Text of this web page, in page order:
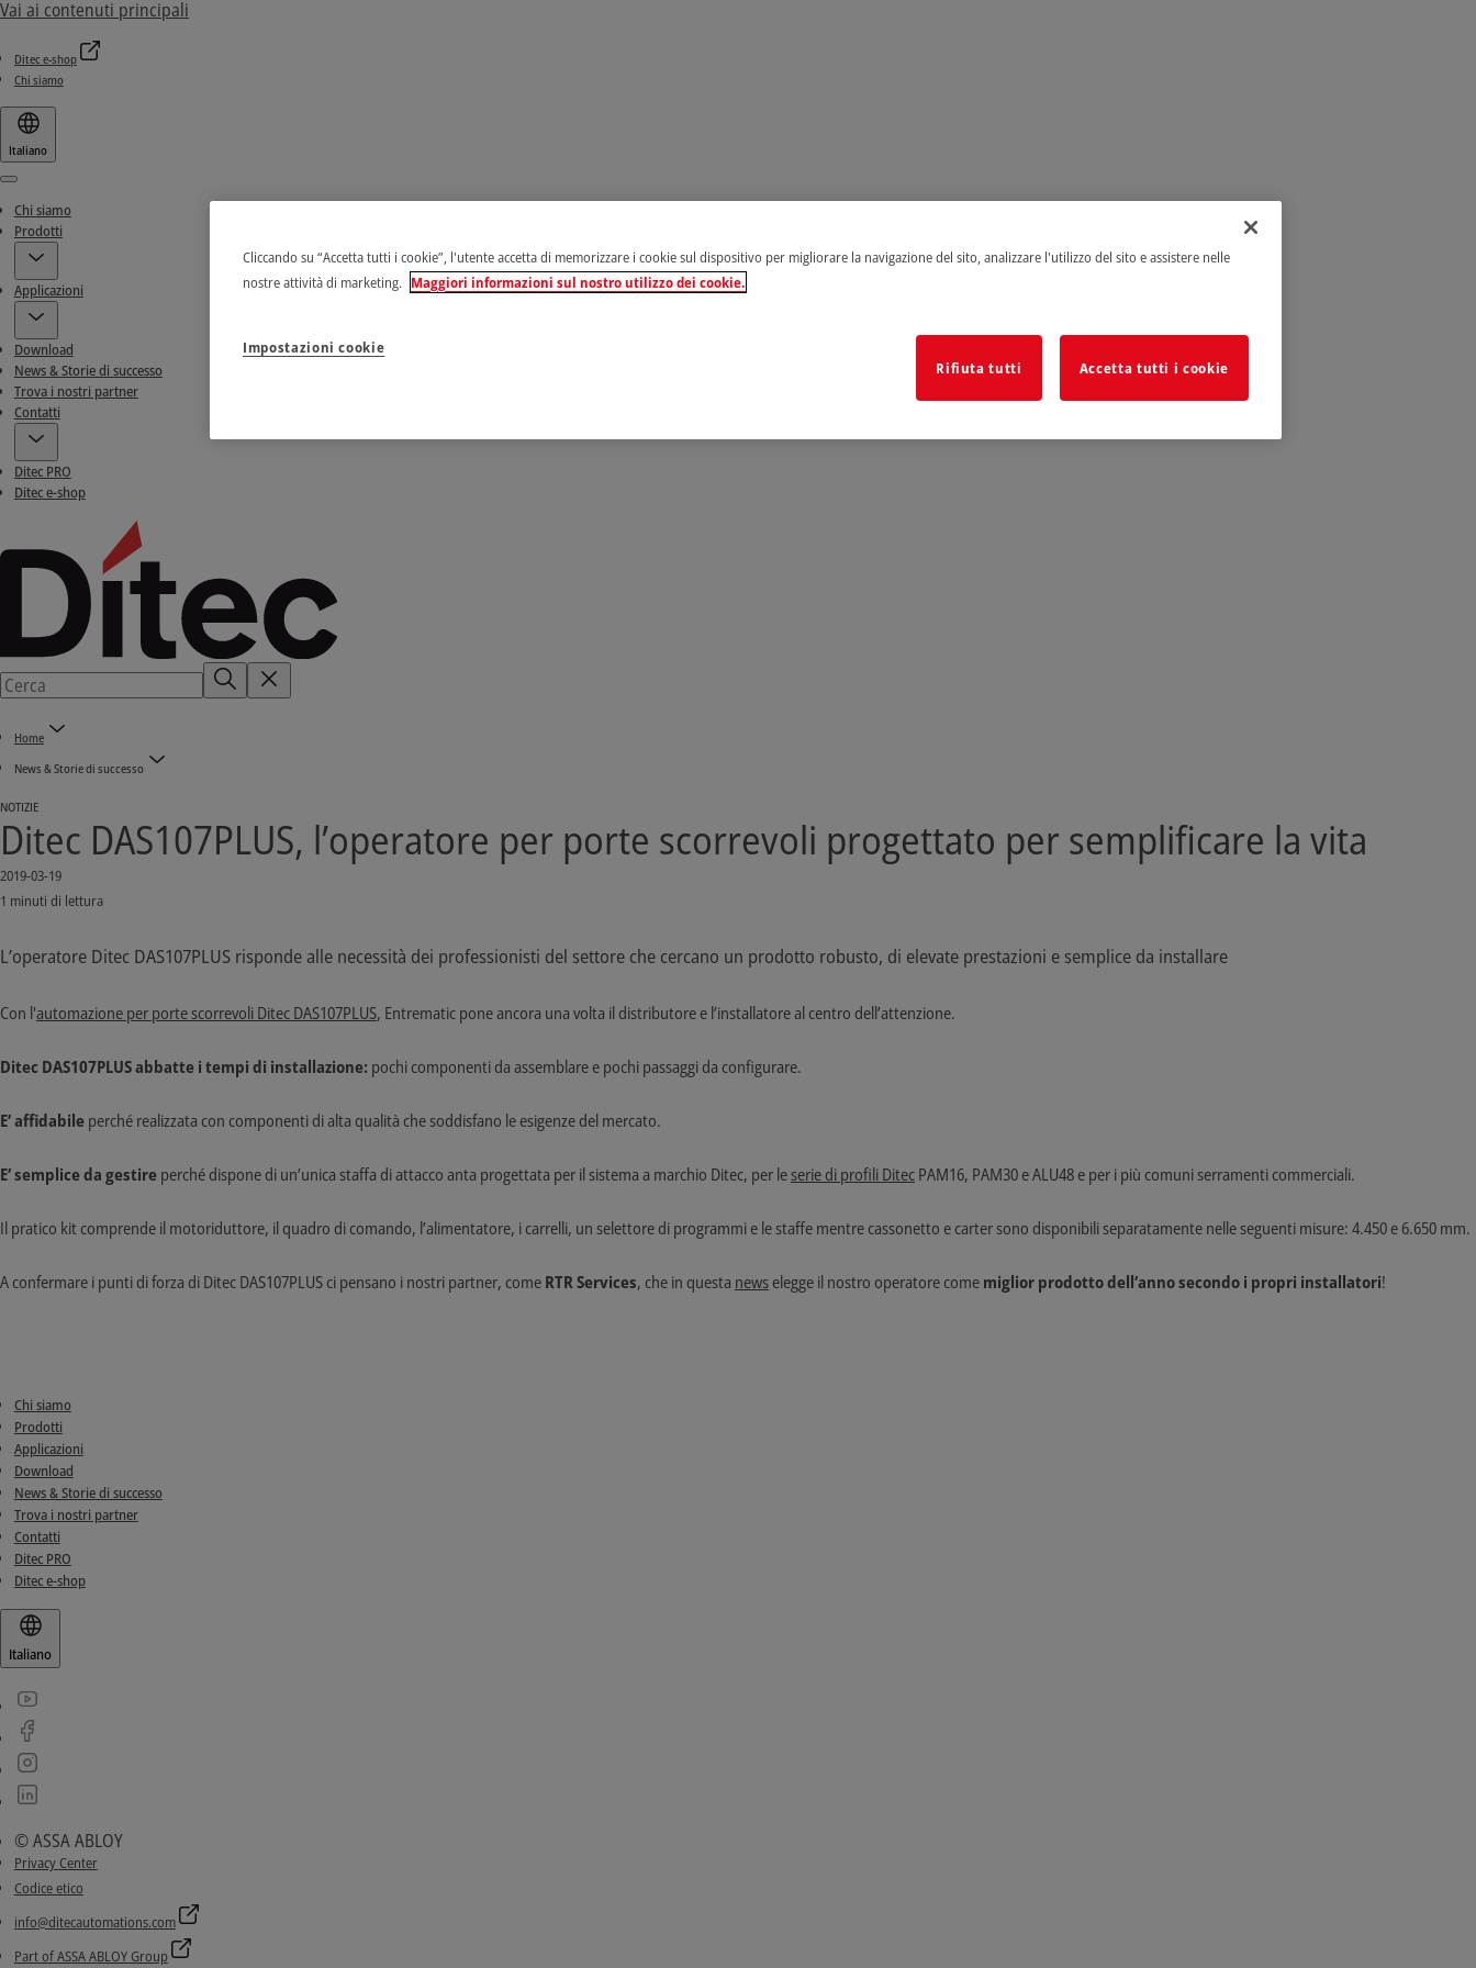
Vai ai contenuti principali
Ditec e-shop
Chi siamo
Italiano
Menu
Chi siamo
Prodotti
Applicazioni
Download
News & Storie di successo
Trova i nostri partner
Contatti
Ditec PRO
Ditec e-shop
Home
News & Storie di successo
NOTIZIE
Ditec DAS107PLUS, l’operatore per porte scorrevoli progettato per semplificare la vita
2019-03-19
1 minuti di lettura
L’operatore Ditec DAS107PLUS risponde alle necessità dei professionisti del settore che cercano un prodotto robusto, di elevate prestazioni e semplice da installare
Con l'automazione per porte scorrevoli Ditec DAS107PLUS, Entrematic pone ancora una volta il distributore e l’installatore al centro dell’attenzione.
Ditec DAS107PLUS abbatte i tempi di installazione: pochi componenti da assemblare e pochi passaggi da configurare.
E’ affidabile perché realizzata con componenti di alta qualità che soddisfano le esigenze del mercato.
E’ semplice da gestire perché dispone di un’unica staffa di attacco anta progettata per il sistema a marchio Ditec, per le serie di profili Ditec PAM16, PAM30 e ALU48 e per i più comuni serramenti commerciali.
Il pratico kit comprende il motoriduttore, il quadro di comando, l’alimentatore, i carrelli, un selettore di programmi e le staffe mentre cassonetto e carter sono disponibili separatamente nelle seguenti misure: 4.450 e 6.650 mm.
A confermare i punti di forza di Ditec DAS107PLUS ci pensano i nostri partner, come RTR Services, che in questa news elegge il nostro operatore come miglior prodotto dell’anno secondo i propri installatori!
Chi siamo
Prodotti
Applicazioni
Download
News & Storie di successo
Trova i nostri partner
Contatti
Ditec PRO
Ditec e-shop
Italiano
© ASSA ABLOY
Privacy Center
Codice etico
info@ditecautomations.com
Part of ASSA ABLOY Group
Cliccando su “Accetta tutti i cookie”, l'utente accetta di memorizzare i cookie sul dispositivo per migliorare la navigazione del sito, analizzare l'utilizzo del sito e assistere nelle
nostre attività di marketing. Maggiori informazioni sul nostro utilizzo dei cookie.
Rifiuta tutti Accetta tutti i cookie
Impostazioni cookie